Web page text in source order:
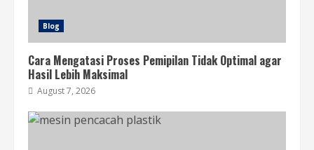
Blog
Cara Mengatasi Proses Pemipilan Tidak Optimal agar
Hasil Lebih Maksimal
August 7, 2026